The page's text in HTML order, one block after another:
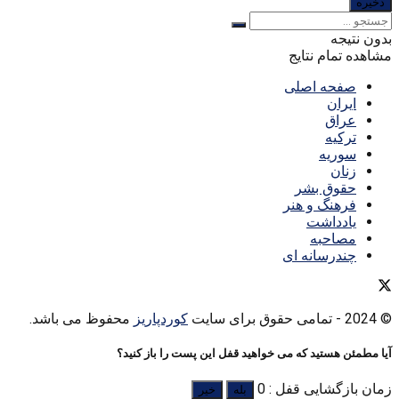
بدون نتیجه
مشاهده تمام نتایج
صفحه اصلی
ایران
عراق
ترکیه
سوریه
زنان
حقوق بشر
فرهنگ و هنر
یادداشت
مصاحبه
چندرسانه ای
© 2024 - تمامی حقوق برای سایت کوردپاریز محفوظ می باشد.
آیا مطمئن هستید که می خواهید قفل این پست را باز کنید؟
زمان بازگشایی قفل : 0 بله خیر